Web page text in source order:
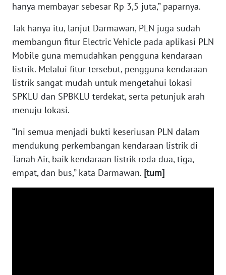
hanya membayar sebesar Rp 3,5 juta,” paparnya.
Tak hanya itu, lanjut Darmawan, PLN juga sudah
membangun fitur Electric Vehicle pada aplikasi PLN
Mobile guna memudahkan pengguna kendaraan
listrik. Melalui fitur tersebut, pengguna kendaraan
listrik sangat mudah untuk mengetahui lokasi
SPKLU dan SPBKLU terdekat, serta petunjuk arah
menuju lokasi.
“Ini semua menjadi bukti keseriusan PLN dalam
mendukung perkembangan kendaraan listrik di
Tanah Air, baik kendaraan listrik roda dua, tiga,
empat, dan bus,” kata Darmawan. [tum]
SERDANG
WN
TEBING
TINGGI
WN
PAKPAK
KARAWANG
WN
BEKASI